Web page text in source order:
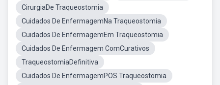
CirurgiaDe Traqueostomia
Cuidados De EnfermagemNa Traqueostomia
Cuidados De EnfermagemEm Traqueostomia
Cuidados De Enfermagem ComCurativos
TraqueostomiaDefinitiva
Cuidados De EnfermagemPOS Traqueostomia